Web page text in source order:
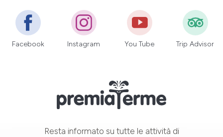
Facebook Instagram You Tube Trip Advisor
Resta informato su tutte le attività di